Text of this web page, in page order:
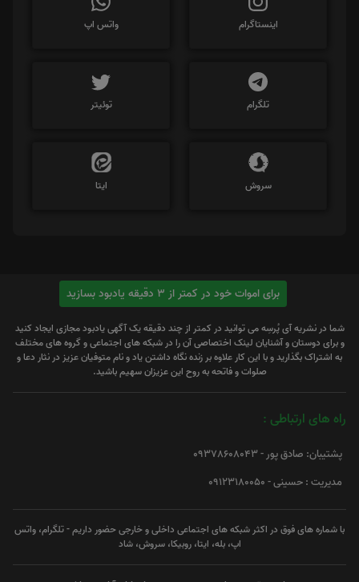
اینستاگرام واتس اپ
تلگرام توئیتر
سروش ایتا
برای اموات خود در کمتر از 3 دقیقه یادبود بسازید
شما در نشریه آی پُرسِه می توانید در کمتر از چند دقیقه یک آگهی یادبود مجازی ایجاد کنید
و برای دوستان و آشنایان لینک اختصاصی آن را در شبکه های اجتماعی و گروه های مختلف
به اشتراک بگذارید و با این کار علاوه بر زنده نگاه داشتن یاد و نام متوفیان عزیز در نثار دعا و
صلوات و فاتحه به روح این عزیزان سهیم باشید.
راه های ارتباطی :
پشتیبان: صادق پور - 09378608043
مدیریت : حسینی - 09123180050
با شماره های فوق در اکثر شبکه های اجتماعی داخلی و خارجی حضور داریم - تلگرام، واتس
اپ، بله، ایتا، روبیکا، سروش، شاد